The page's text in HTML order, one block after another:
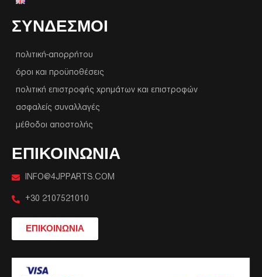
ΣΥΝΔΕΣΜΟΙ
πολιτική-απορρήτου
όροι και προϋποθέσεις
πολιτική επιστροφής χρημάτων και επιστροφών
ασφαλείς συναλλαγές
μέθοδοι αποστολής
ΕΠΙΚΟΙΝΩΝΙΑ
INFO@4JPPARTS.COM
+30 2107521010
ΕΠΙΚΟΙΝΩΝΙΑ